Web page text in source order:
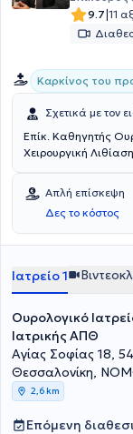
9.7|11
Καρκίνος του
Σχετικά με τον
Επίκ. Καθηγητής
Απλή επίσκεψη
Δες το κόστος
Ιατρείο 1
Ουρολογικό
Ιατρικής ΑΠΘ
Αγίας Σοφίας 18,
Θεσσαλονίκη,
2,6 km
Επόμενη